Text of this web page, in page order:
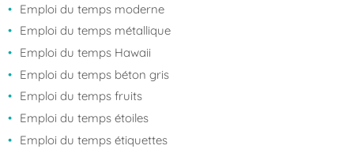
Emploi du temps moderne
Emploi du temps métallique
Emploi du temps Hawaii
Emploi du temps béton gris
Emploi du temps fruits
Emploi du temps étoiles
Emploi du temps étiquettes